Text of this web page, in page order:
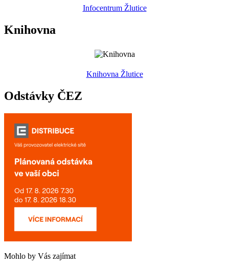
Infocentrum Žlutice
Knihovna
Knihovna Žlutice
Odstávky ČEZ
Mohlo by Vás zajímat